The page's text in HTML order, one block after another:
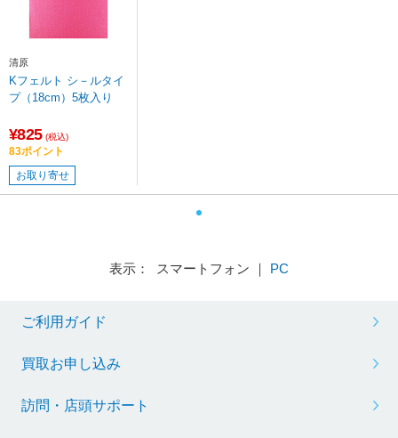
清原
Kフェルト シ－ルタイ
プ（18cm）5枚入り
¥825 (税込)
83ポイント
お取り寄せ
表示： スマートフォン ｜ PC
ご利用ガイド
買取お申し込み
訪問・店頭サポート